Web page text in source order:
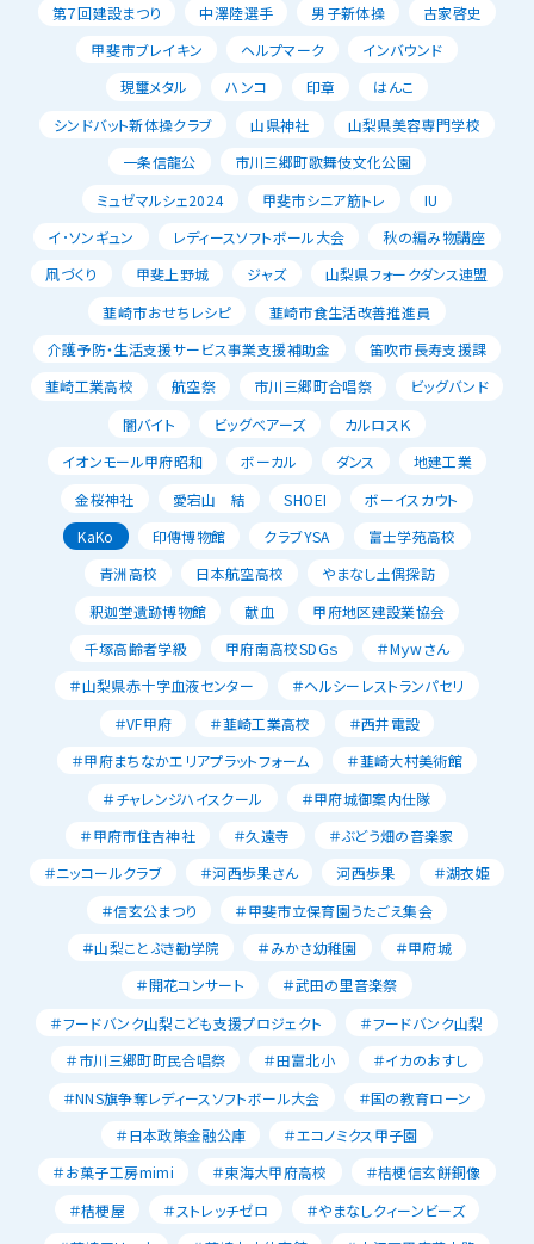
第７回建設まつり
中澤陸選手 男子新体操
古家啓史
甲斐市ブレイキン
ヘルプマーク
インバウンド
現璽メタル
ハンコ 印章
はんこ
シンドバット新体操クラブ
山県神社
山梨県美容専門学校
一条信龍公
市川三郷町歌舞伎文化公園
ミュゼマルシェ2024
甲斐市シニア筋トレ
IU
イ･ソンギュン
レディースソフトボール大会
秋の編み物講座
凧づくり
甲斐上野城 ジャズ
山梨県フォークダンス連盟
韮崎市おせちレシピ
韮崎市食生活改善推進員
介護予防・生活支援サービス事業支援補助金
笛吹市長寿支援課
韮崎工業高校
航空祭 市川三郷町合唱祭
ビッグバンド
闇バイト
ビッグベアーズ
カルロスＫ
イオンモール甲府昭和
ボーカル ダンス
地建工業
金桜神社
愛宕山 結 SHOEI
ボーイスカウト
KaKo
印傳博物館 クラブYSA
富士学苑高校
青洲高校
日本航空高校
やまなし土偶探訪
釈迦堂遺跡博物館
献血
甲府地区建設業協会
千塚高齢者学級
甲府南高校SDGｓ
＃Mｙwさん
＃山梨県赤十字血液センター
＃ヘルシーレストランパセリ
＃VF甲府
＃韮崎工業高校
＃西井電設
＃甲府まちなかエリアプラットフォーム
＃韮崎大村美術館
＃チャレンジハイスクール
＃甲府城御案内仕隊
＃甲府市住吉神社
＃久遠寺
＃ぶどう畑の音楽家
＃ニッコールクラブ
＃河西歩果さん 河西歩果
＃湖衣姫
＃信玄公まつり
＃甲斐市立保育園うたごえ集会
＃山梨ことぶき勧学院
＃みかさ幼稚園
＃甲府城
＃開花コンサート
＃武田の里音楽祭
＃フードバンク山梨こども支援プロジェクト
＃フードバンク山梨
＃市川三郷町町民合唱祭
＃田富北小
＃イカのおすし
＃NNS旗争奪レディースソフトボール大会
＃国の教育ローン
＃日本政策金融公庫
＃エコノミクス甲子園
＃お菓子工房mimi
＃東海大甲府高校
＃桔梗信玄餅銅像
＃桔梗屋
＃ストレッチゼロ
＃やまなしクィーンビーズ